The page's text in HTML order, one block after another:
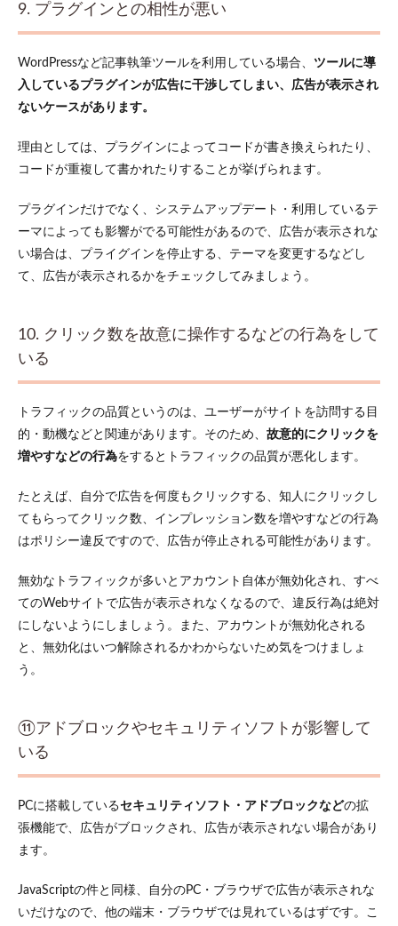
9. プラグインとの相性が悪い
WordPressなど記事執筆ツールを利用している場合、 ツールに導
入しているプラグインが広告に干渉してしまい、広告が表示され
ないケースがあります。
理由としては、プラグインによってコードが書き換えられたり、
コードが重複して書かれたりすることが挙げられます。
プラグインだけでなく、システムアップデート・利用しているテ
ーマによっても影響がでる可能性があるので、広告が表示されな
い場合は、プライグインを停止する、テーマを変更するなどし
て、広告が表示されるかをチェックしてみましょう。
10. クリック数を故意に操作するなどの行為をして
いる
トラフィックの品質というのは、ユーザーがサイトを訪問する目
的・動機などと関連があります。そのため、 故意的にクリックを
増やすなどの行為をするとトラフィックの品質が悪化します。
たとえば、自分で広告を何度もクリックする、知人にクリックし
てもらってクリック数、インプレッション数を増やすなどの行為
はポリシー違反ですので、広告が停止される可能性があります。
無効なトラフィックが多いとアカウント自体が無効化され、 すべ
てのWebサイトで広告が表示されなくなるので、違反行為は絶対
にしないようにしましょう。また、アカウントが無効化される
と、無効化はいつ解除されるかわからないため気をつけましょ
う。
⑪アドブロックやセキュリティソフト が影響して
いる
PCに搭載しているセキュリティソフト・アドブロックなどの拡
張機能で、広告がブロックされ、広告が表示されない場合があり
ます。
JavaScriptの件と同様、自分のPC・ブラウザで広告が表示されな
いだけなので、他の端末・ブラウザでは見れているはずです。こ